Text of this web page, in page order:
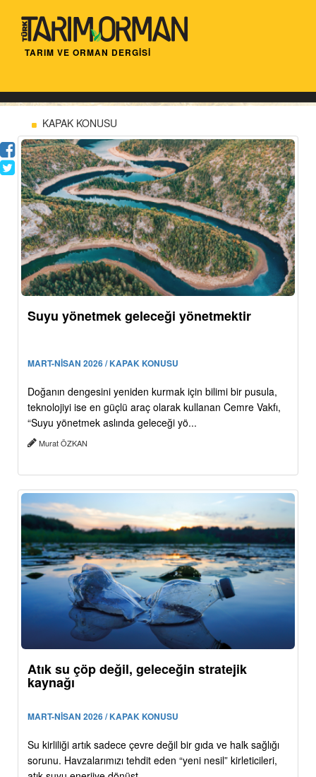
TARIM VE ORMAN DERGİSİ
KAPAK KONUSU
Suyu yönetmek geleceği yönetmektir
MART-NİSAN 2026 / KAPAK KONUSU
Doğanın dengesini yeniden kurmak için bilimi bir pusula,
teknolojiyi ise en güçlü araç olarak kullanan Cemre Vakfı,
“Suyu yönetmek aslında geleceği yö...
Murat ÖZKAN
Atık su çöp değil, geleceğin stratejik
kaynağı
MART-NİSAN 2026 / KAPAK KONUSU
Su kirliliği artık sadece çevre değil bir gıda ve halk sağlığı
sorunu. Havzalarımızı tehdit eden “yeni nesil” kirleticileri,